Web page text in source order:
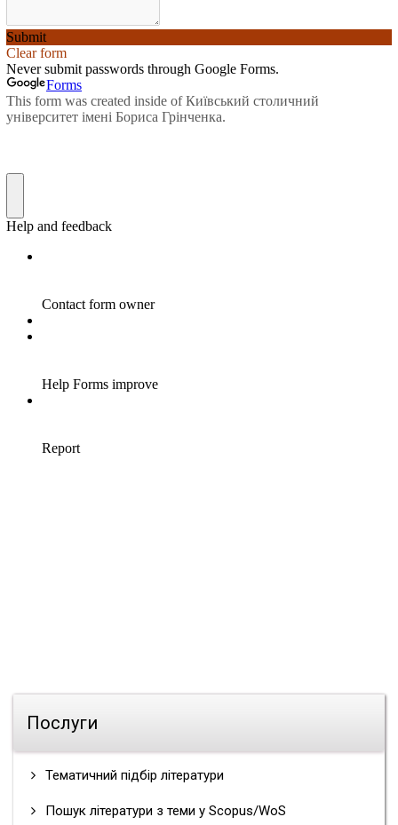
Послуги
Тематичний підбір літератури
Пошук літератури з теми у Scopus/WoS